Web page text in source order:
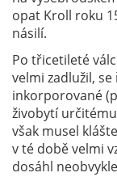
opat Kroll roku
násilí.
Po třicetileté
velmi zadlužil,
inkorporované
živobytí
však musel
v té době velmi
dosáhl